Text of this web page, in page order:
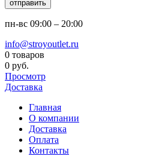
отправить
пн-вс 09:00 – 20:00
info@stroyoutlet.ru
0 товаров
0 руб.
Просмотр
Доставка
Главная
О компании
Доставка
Оплата
Контакты